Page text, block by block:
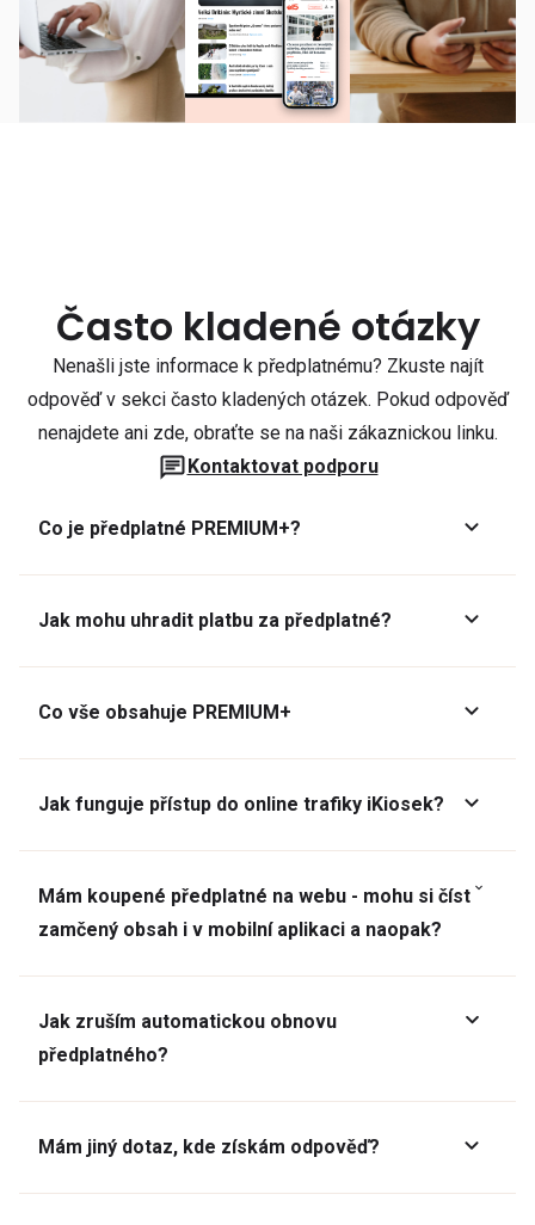
Často kladené otázky
Nenašli jste informace k předplatnému? Zkuste najít
odpověď v sekci často kladených otázek. Pokud odpověď
nenajdete ani zde, obraťte se na naši zákaznickou linku.
Kontaktovat podporu
Co je předplatné PREMIUM+?
Jak mohu uhradit platbu za předplatné?
Co vše obsahuje PREMIUM+
Jak funguje přístup do online trafiky iKiosek?
Mám koupené předplatné na webu - mohu si číst
zamčený obsah i v mobilní aplikaci a naopak?
Jak zruším automatickou obnovu
předplatného?
Mám jiný dotaz, kde získám odpověď?